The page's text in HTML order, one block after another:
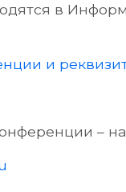
в
и
–